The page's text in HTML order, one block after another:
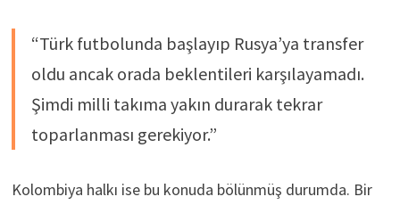
“Türk futbolunda başlayıp Rusya’ya transfer
oldu ancak orada beklentileri karşılayamadı.
Şimdi milli takıma yakın durarak tekrar
toparlanması gerekiyor.”
Kolombiya halkı ise bu konuda bölünmüş durumda. Bir